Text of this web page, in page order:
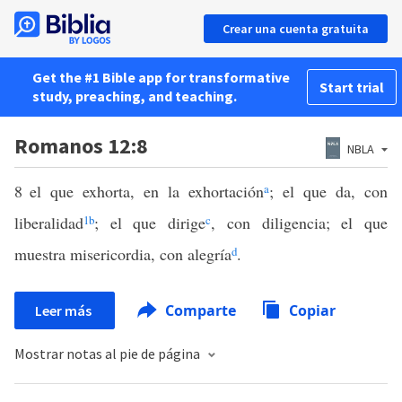
Crear una cuenta gratuita
Get the #1 Bible app for transformative
study, preaching, and teaching.
Start trial
Romanos 12:8 NBLA
8 el que exhorta, en la exhortacióna; el que da, con
liberalidad1b; el que dirigec, con diligencia; el que
muestra misericordia, con alegríad.
Leer más Comparte Copiar
Mostrar notas al pie de página